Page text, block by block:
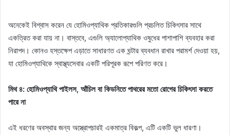
অনেকেই বিশ্বাস করেন যে হোমিওপ্যাথিক প্রতিকারগুলি প্রচলিত চিকিৎসার সাথে
একত্রিত করা যায় না। বাস্তবে, এগুলি অ্যালোপ্যাথিক ওষুধের পাশাপাশি ব্যবহার করা
নিরাপদ। কোনও হস্তক্ষেপ এড়াতে সাধারণত এক ঘন্টার ব্যবধান রাখার পরামর্শ দেওয়া হয়,
যা হোমিওপ্যাথিকে স্বাস্থ্যসেবার একটি পরিপূরক রূপে পরিণত করে।
মিথ ৪: হোমিওপ্যাথি পাইলস, আঁচিল বা কিডনিতে পাথরের মতো রোগের চিকিৎসা করতে
পারে না
এই ধরণের অবস্থার জন্য অস্ত্রোপচারই একমাত্র বিকল্প, এটি একটি ভুল ধারণা।